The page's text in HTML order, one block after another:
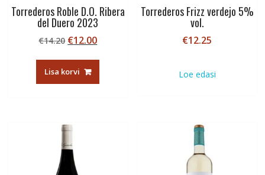
Torrederos Roble D.O. Ribera
del Duero 2023
€14.20 Algne
oli:
€14.20.
€12.00Current
Lisa korvi
Torrederos Frizz verdejo 5%
vol.
€12.25
Loe edasi